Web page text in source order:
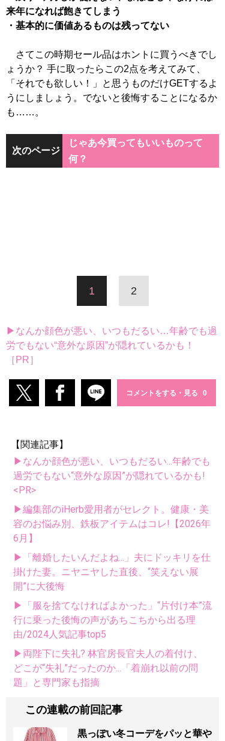
来年になれば飽きてしまう
・基本的に価値あるものは残ってない
さてこの時期セール品はホントに買うべきでし
ょうか？ 手に取ったらこの2点を考えてみて、
「それでも欲しい！」と思うものだけGETするよ
うにしましょう。でないと後悔することになるか
も……。
次のページ
じゃあ今買ってもいいものって
何？
1 2
▶なんか顔色が悪い、いつもだるい…年齢でも過
労でもない“意外な原因”が隠れているかも！
［PR］
コメントをする・見る
【関連記事】
▶なんか顔色が悪い、いつもだるい...年齢でも
過労でもない“意外な原因”が隠れているかも!
<PR>
▶編集部のiHerb愛用者がセレクト。健康・美
容のお悩み別、鉄板アイテムはコレ!【2026年
6月】
▶「離婚したいんだよね...」夫にドッキリを仕
掛けた妻。ニヤニヤした直後、“笑えない展
開”に大後悔
▶「服を捨てなければよかった」“片付け本”流
行に乗った後悔の声があちこちから出る理
由/2024人気記事top5
▶両陛下に失礼? 林官房長官夫人の着付け、
どこが“失礼”だったのか...「着崩れ以前の問
題」と専門家も指摘
この連載の前回記事
黒っぽい冬コーデをパッと華や